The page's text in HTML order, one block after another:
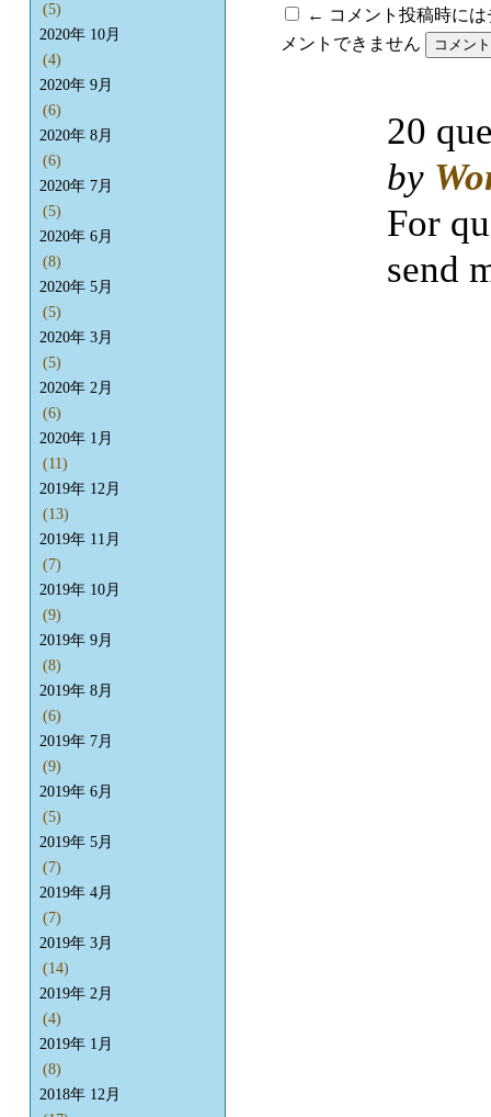
← コメント投稿時に
メントできません
(5)
2020年 10月
(4)
2020年 9月
(6)
2020年 8月
(6)
2020年 7月
(5)
2020年 6月
(8)
2020年 5月
(5)
2020年 3月
(5)
2020年 2月
(6)
2020年 1月
(11)
2019年 12月
(13)
2019年 11月
(7)
2019年 10月
(9)
2019年 9月
(8)
2019年 8月
(6)
2019年 7月
(9)
2019年 6月
(5)
2019年 5月
(7)
2019年 4月
(7)
2019年 3月
(14)
2019年 2月
(4)
2019年 1月
(8)
2018年 12月
20
by
For
send